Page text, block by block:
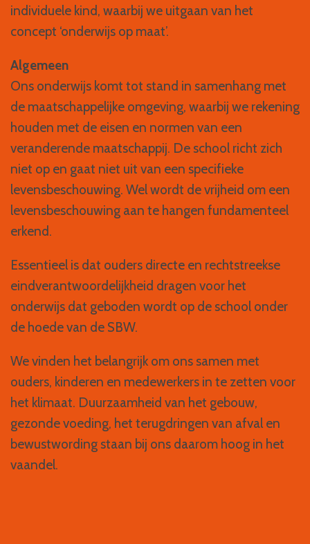
individuele kind, waarbij we uitgaan van het
concept ‘onderwijs op maat’.
Algemeen
Ons onderwijs komt tot stand in samenhang met
de maatschappelijke omgeving, waarbij we rekening
houden met de eisen en normen van een
veranderende maatschappij. De school richt zich
niet op en gaat niet uit van een specifieke
levensbeschouwing. Wel wordt de vrijheid om een
levensbeschouwing aan te hangen fundamenteel
erkend.
Essentieel is dat ouders directe en rechtstreekse
eindverantwoordelijkheid dragen voor het
onderwijs dat geboden wordt op de school onder
de hoede van de SBW.
We vinden het belangrijk om ons samen met
ouders, kinderen en medewerkers in te zetten voor
het klimaat. Duurzaamheid van het gebouw,
gezonde voeding, het terugdringen van afval en
bewustwording staan bij ons daarom hoog in het
vaandel.